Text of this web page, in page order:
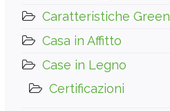
Caratteristiche Green
Casa in Affitto
Case in Legno
Certificazioni